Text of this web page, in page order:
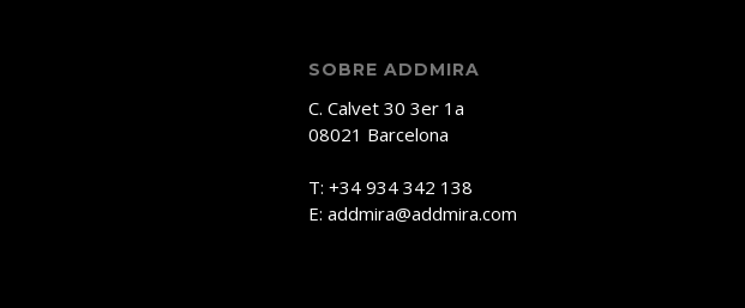
SOBRE ADDMIRA
C. Calvet 30 3er 1a
08021 Barcelona
T: +34 934 342 138
E: addmira@addmira.com